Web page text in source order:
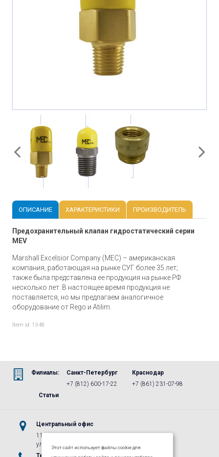
ОПИСАНИЕ ХАРАКТЕРИСТИКИ ПРОИЗВОДИТЕЛЬ
Предохранительный клапан гидростатический серии
MEV
Marshall Excelsior Company (МЕС) – американская
компания, работающая на рынке СУГ более 35 лет;
также была представлена ее продукция на рынке РФ
несколько лет. В настоящее время продукция не
поставляется, но мы предлагаем аналогичное
оборудование от Rego и Atilim.
Item id: 13:48
Филиалы:
Санкт-Петербург
+7 (812) 600-17-22
Краснодар
+7 (861) 231-07-98
Статьи
Центральный офис
115487, г.Москва, м. Коломенская,
ул. Нагатинская, д. 16, к. 1, стр. 5
Телефоны
E-mail
Этот сайт использует файлы cookie для